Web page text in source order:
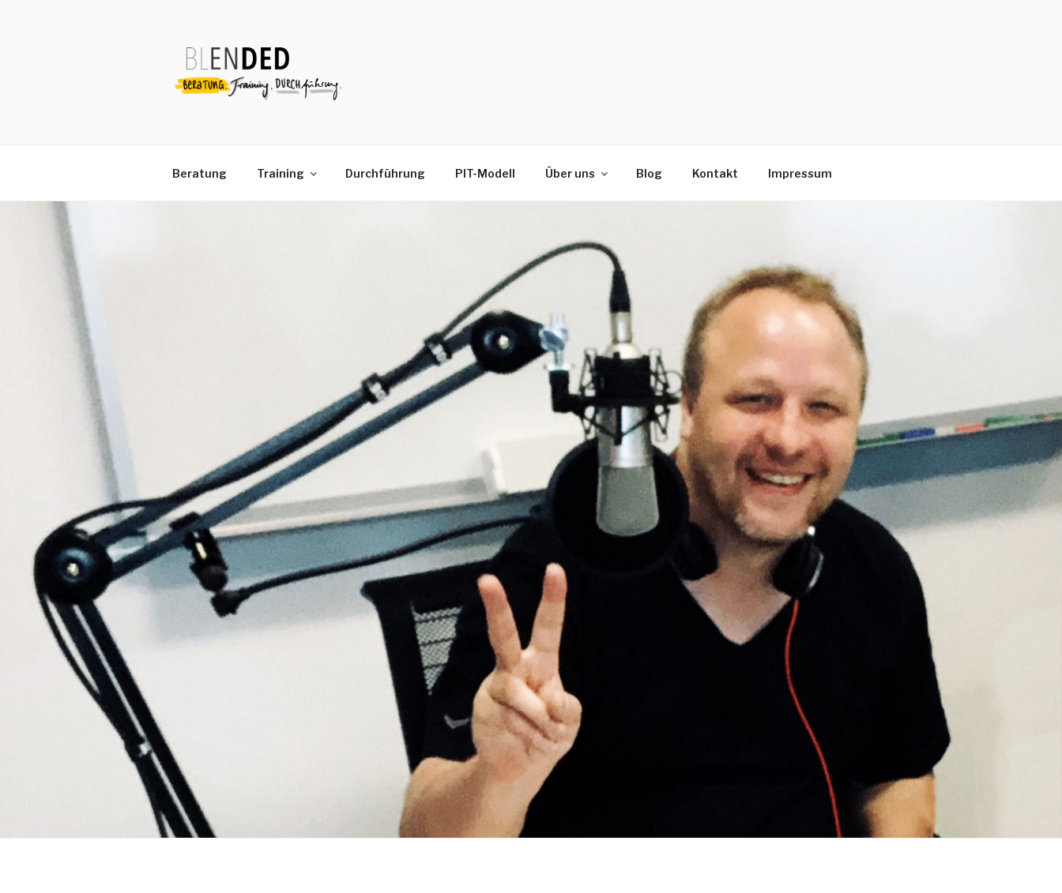
Beratung Training Durchführung PIT-Modell Über uns Blog Kontakt Impressum